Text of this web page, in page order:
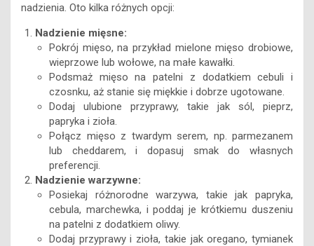
nadzienia. Oto kilka różnych opcji:
Nadzienie mięsne:
Pokrój mięso, na przykład mielone mięso drobiowe,
wieprzowe lub wołowe, na małe kawałki.
Podsmaż mięso na patelni z dodatkiem cebuli i
czosnku, aż stanie się miękkie i dobrze ugotowane.
Dodaj ulubione przyprawy, takie jak sól, pieprz,
papryka i zioła.
Połącz mięso z twardym serem, np. parmezanem
lub cheddarem, i dopasuj smak do własnych
preferencji.
Nadzienie warzywne:
Posiekaj różnorodne warzywa, takie jak papryka,
cebula, marchewka, i poddaj je krótkiemu duszeniu
na patelni z dodatkiem oliwy.
Dodaj przyprawy i zioła, takie jak oregano, tymianek